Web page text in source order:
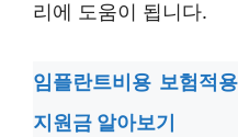
리에 도움이 됩니다.
임플란트비용 보험적
지원금 알아보기